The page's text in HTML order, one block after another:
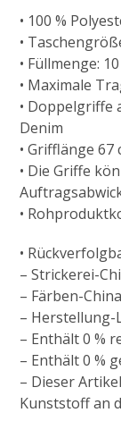
• 100 %
•
• Füllmenge:
• Maximale
• Doppelgriffe
Denim
• Grifflänge 67
• Die Griffe
•
•
– Strickerei-
– Färben-China
– Herstellung-
– Enthält 0 %
– Enthält 0 %
– Dieser
Kunststoff an